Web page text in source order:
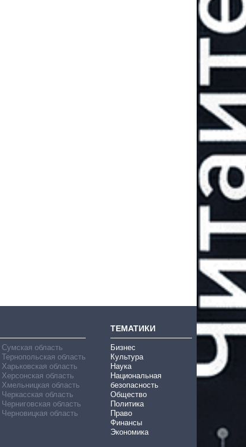
Сумская область
Тернопольская область
Харьковская область
Херсонская область
Хмельницкая область
Черкасская область
Черниговская область
Черновицкая область
ТЕМАТИКИ
Бизнес
Культура
Наука
Национальная
безопасность
Общество
Политика
Право
Финансы
Экономика